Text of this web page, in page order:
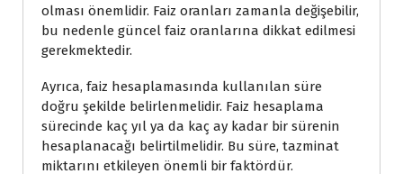
olması önemlidir. Faiz oranları zamanla değişebilir,
bu nedenle güncel faiz oranlarına dikkat edilmesi
gerekmektedir.
Ayrıca, faiz hesaplamasında kullanılan süre
doğru şekilde belirlenmelidir. Faiz hesaplama
sürecinde kaç yıl ya da kaç ay kadar bir sürenin
hesaplanacağı belirtilmelidir. Bu süre, tazminat
miktarını etkileyen önemli bir faktördür.